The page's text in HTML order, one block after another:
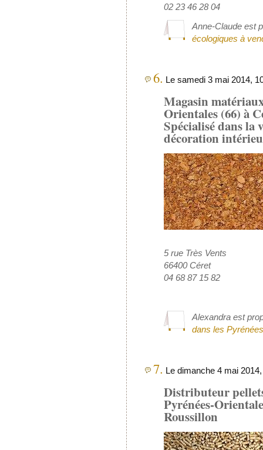
02 23 46 28 04
Anne-Claude est
écologiques à
6. Le samedi 3 mai 2014,
Magasin
Orientales (66) à
Spécialisé dans la
décoration
5 rue Très Vents
66400 Céret
04 68 87 15 82
Alexandra est
dans les
7. Le dimanche 4 mai
Distributeur
Pyrénées-
Roussillon